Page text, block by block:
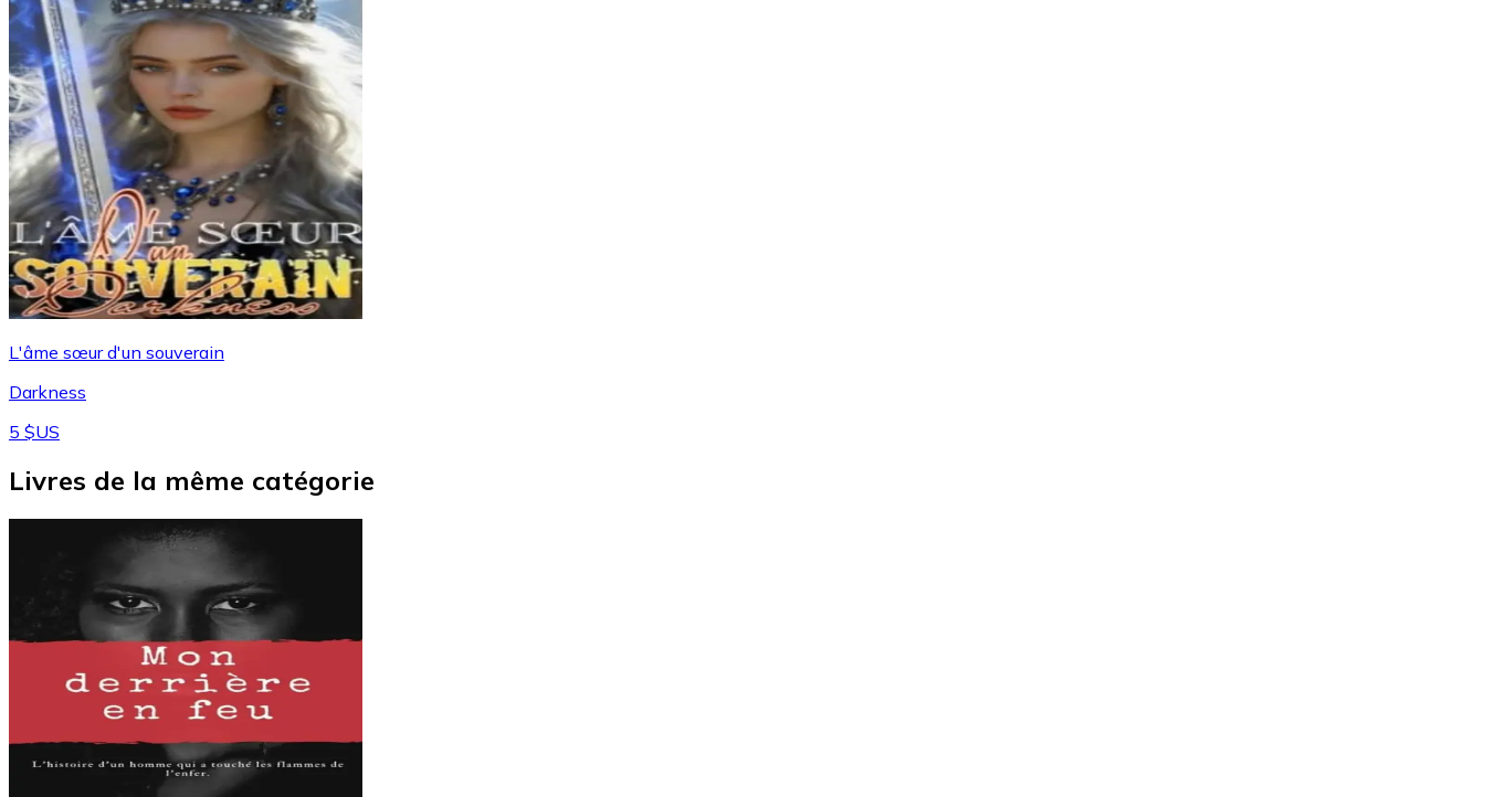
L'âme sœur d'un souverain
Darkness
5 $US
Livres de la même catégorie